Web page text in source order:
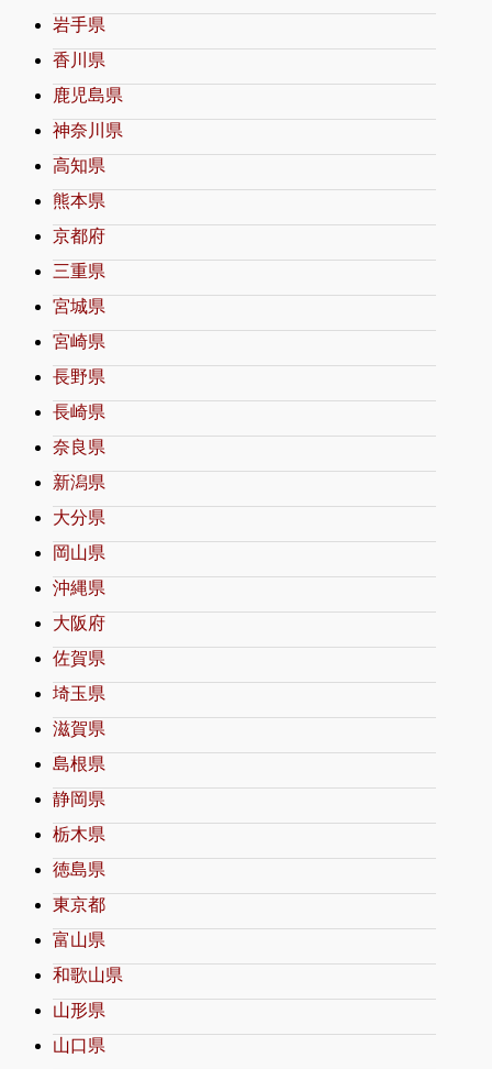
岩手県
香川県
鹿児島県
神奈川県
高知県
熊本県
京都府
三重県
宮城県
宮崎県
長野県
長崎県
奈良県
新潟県
大分県
岡山県
沖縄県
大阪府
佐賀県
埼玉県
滋賀県
島根県
静岡県
栃木県
徳島県
東京都
富山県
和歌山県
山形県
山口県